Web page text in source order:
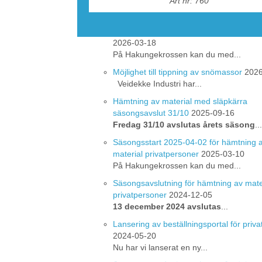
gott samarbete under
2026-03-18
På Hakungekrossen kan du med...
Möjlighet till tippning av snömassor
Veidekke Industri har...
Hämtning av material med släpkärra
säsongsavslut 31/10 2025-09-16
Fredag 31/10 avslutas årets säsong
Säsongsstart 2025-04-02 för hämtning
material privatpersoner 2025-03-10
På Hakungekrossen kan du med...
Säsongsavslutning för hämtning av
privatpersoner 2024-12-05
13 december 2024 avslutas
Lansering av beställningsportal för
2024-05-20
Nu har vi lanserat en ny...